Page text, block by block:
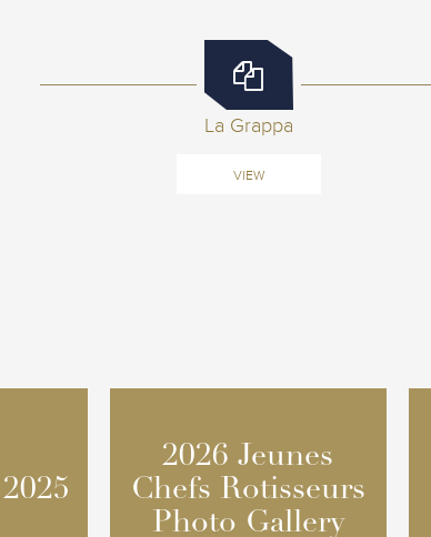
La Grappa
VIEW
2026 Jeunes
Chefs Rotisseurs
Photo Gallery
2026 Jeunes
Chefs Rotisseurs
Photo Gallery